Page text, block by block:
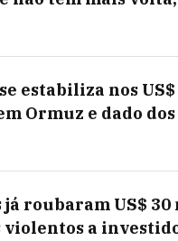
estabiliza nos
Ormuz e dado
já roubaram US$
violentos a